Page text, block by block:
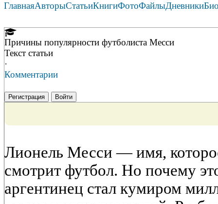
ГлавнаяАвторыСтатьиКнигиФотоФайлыДневники
Причины популярности футболиста Месси
Текст статьи
·
Комментарии
Регистрация Войти
Лионель Месси — имя,
смотрит футбол. Но почему
аргентинец стал кумиром